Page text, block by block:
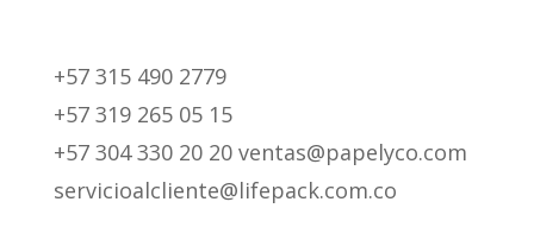
+57 315 490 2779
+57 319 265 05 15
+57 304 330 20 20 ventas@papelyco.com
servicioalcliente@lifepack.com.co